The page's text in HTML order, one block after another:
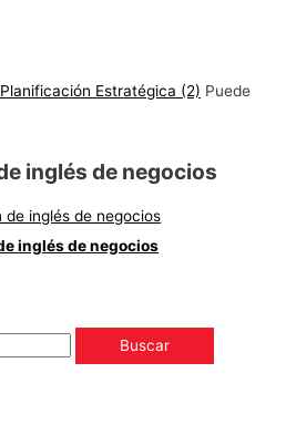
Estratégica (2) Puede
inglés de negocios
inglés de negocios